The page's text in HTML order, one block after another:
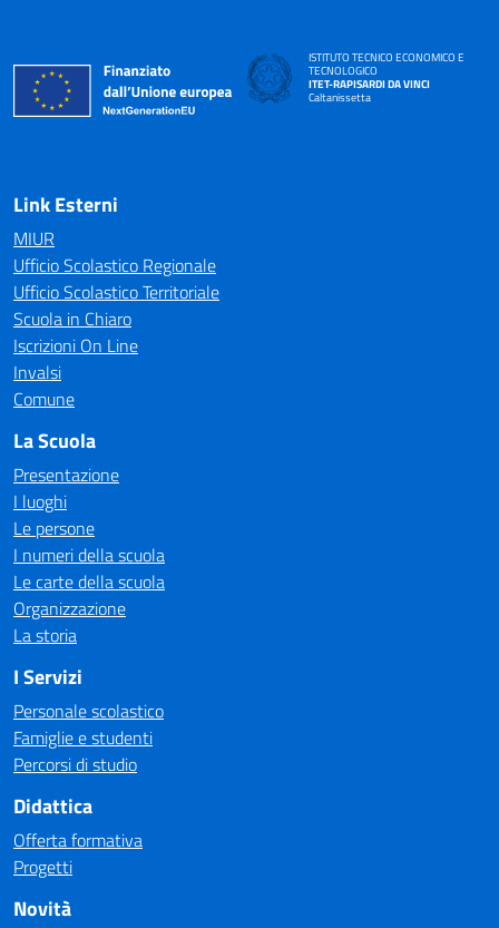
ISTITUTO TECNICO ECONOMICO E
TECNOLOGICO
ITET-RAPISARDI DA VINCI
Caltanissetta
Link Esterni
MIUR
Ufficio Scolastico Regionale
Ufficio Scolastico Territoriale
Scuola in Chiaro
Iscrizioni On Line
Invalsi
Comune
La Scuola
Presentazione
I luoghi
Le persone
I numeri della scuola
Le carte della scuola
Organizzazione
La storia
I Servizi
Personale scolastico
Famiglie e studenti
Percorsi di studio
Didattica
Offerta formativa
Progetti
Novità